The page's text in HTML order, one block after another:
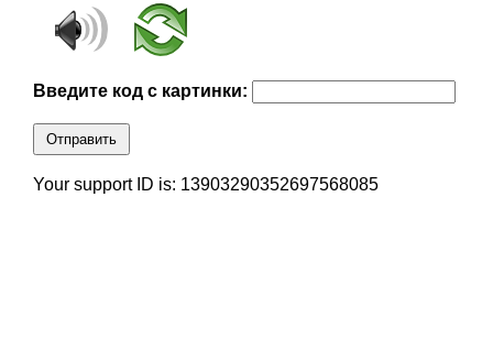
Введите код с картинки:
Отправить
Your support ID is: 13903290352697568085